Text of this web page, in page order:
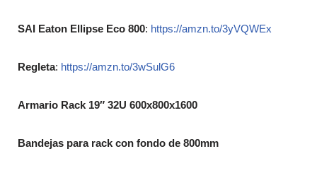
SAI Eaton Ellipse Eco 800: https://amzn.to/3yVQWEx
Regleta: https://amzn.to/3wSulG6
Armario Rack 19″ 32U 600x800x1600
Bandejas para rack con fondo de 800mm